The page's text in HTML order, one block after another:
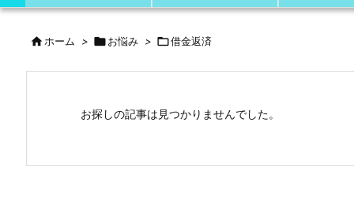
ホーム > お悩み > 借金返済
お探しの記事は見つかりませんでした。